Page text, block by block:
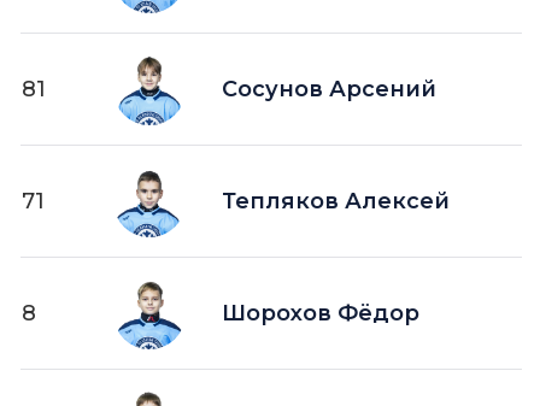
81 Сосунов Арсений
71 Тепляков Алексей
8 Шорохов Фёдор